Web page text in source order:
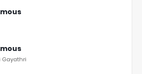
Gayathri